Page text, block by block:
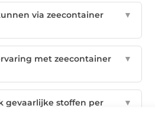
via zeecontainer
▼
met zeecontainer
▼
gevaarlijke stoffen per
▼